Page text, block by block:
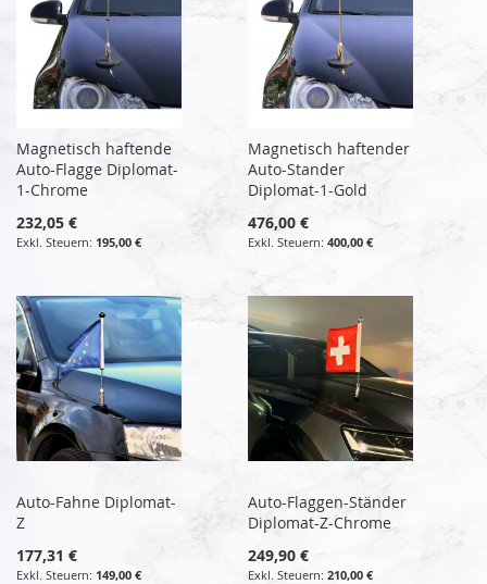
Magnetisch haftende
Auto-Flagge Diplomat-
1-Chrome
232,05 €
195,00 €
Magnetisch haftender
Auto-Stander
Diplomat-1-Gold
476,00 €
400,00 €
Auto-Fahne Diplomat-
Z
177,31 €
149,00 €
Auto-Flaggen-Ständer
Diplomat-Z-Chrome
249,90 €
210,00 €